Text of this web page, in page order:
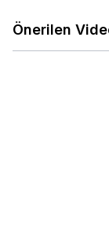
Önerilen